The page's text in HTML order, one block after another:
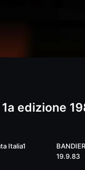
1a edizione
Italia1
19.9.83